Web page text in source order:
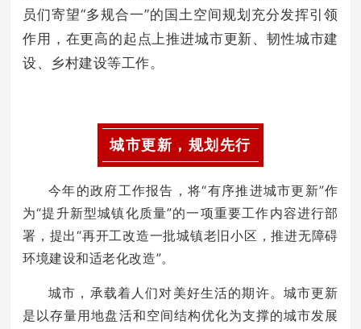
员们寄望“多规合一”的国土空间规划充分发挥引领
作用，在更高的起点上推进城市更新、韧性城市建
设、乡村建设等工作。
城市更新，规划先行
今年的政府工作报告，将“有序推进城市更新”作
为“提升新型城镇化质量”的一项重要工作内容进行部
署，提出“再开工改造一批城镇老旧小区，推进无障碍
环境建设和适老化改造”。
城市，承载着人们对美好生活的期许。城市更新
是以存量用地盘活和空间结构优化为支撑的城市发展